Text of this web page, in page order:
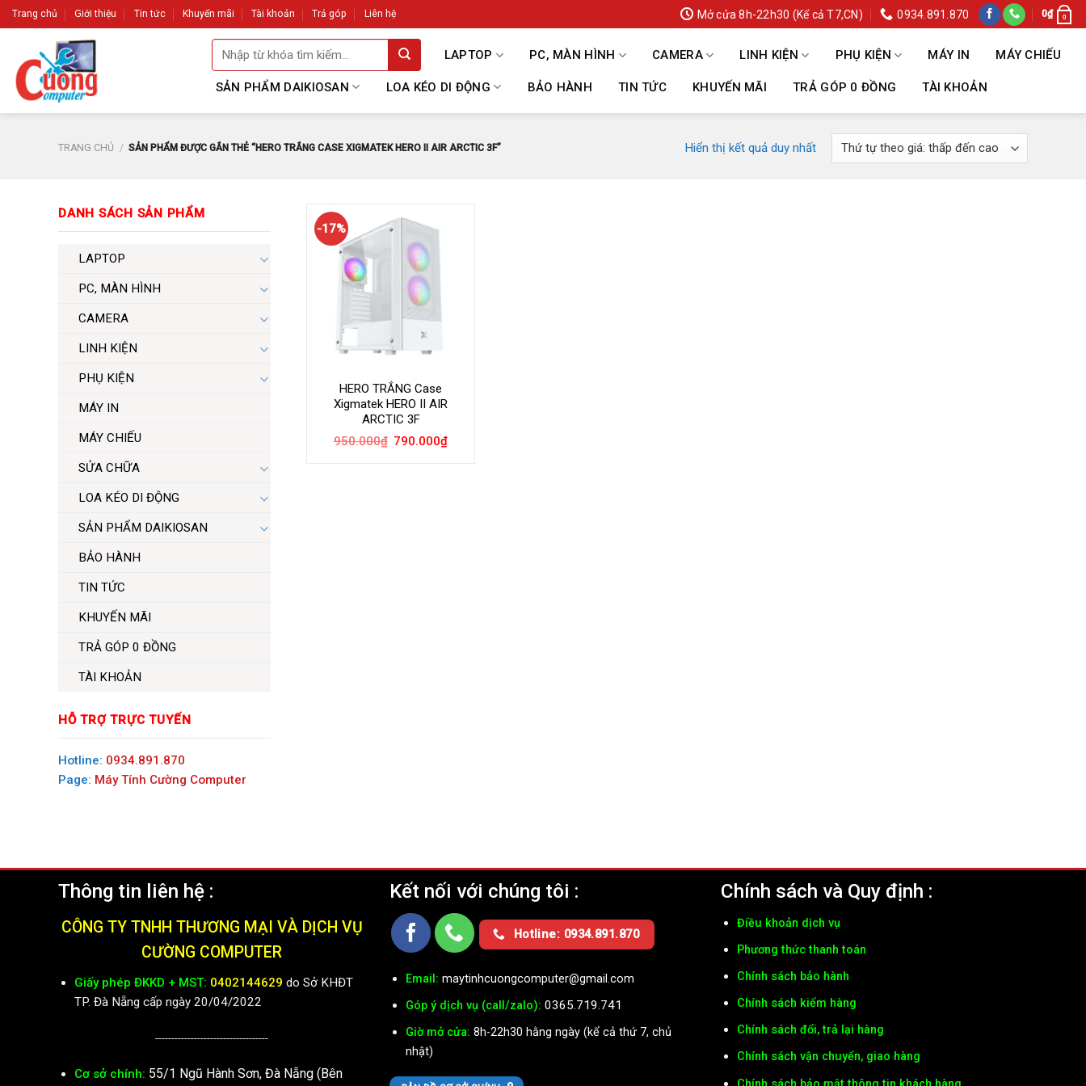
Skip
to
Trang chủ Giới thiệu Tin tức Khuyến mãi Tài khoản Trả góp Liên hệ Mở cửa 8h-22h30 (Kể cả T7,CN) 0934.891.870 0₫ 0
Tìm
kiếm:
LAPTOP PC, MÀN HÌNH CAMERA LINH KIỆN PHỤ KIỆN MÁY IN MÁY CHIẾU
SẢN PHẨM DAIKIOSAN LOA KÉO DI ĐỘNG BẢO HÀNH TIN TỨC KHUYẾN MÃI TRẢ GÓP 0 ĐỒNG TÀI KHOẢN
TRANG CHỦ / SẢN PHẨM ĐƯỢC GẮN THẺ “HERO TRẮNG CASE XIGMATEK HERO II AIR ARCTIC 3F” Hiển thị kết quả duy nhất
DANH SÁCH SẢN PHẨM
LAPTOP
PC, MÀN HÌNH
CAMERA
LINH KIỆN
PHỤ KIỆN
MÁY IN
MÁY CHIẾU
SỬA CHỮA
LOA KÉO DI ĐỘNG
SẢN PHẨM DAIKIOSAN
BẢO HÀNH
TIN TỨC
KHUYẾN MÃI
TRẢ GÓP 0 ĐỒNG
TÀI KHOẢN
HỖ TRỢ TRỰC TUYẾN
Hotline: 0934.891.870
Page: Máy Tính Cường Computer
-17%
HERO TRẮNG Case
Xigmatek HERO II AIR
ARCTIC 3F
950.000₫ Giá
790.000₫Giá
Thông tin liên hệ :
CÔNG TY TNHH THƯƠNG MẠI VÀ DỊCH VỤ
CƯỜNG COMPUTER
Giấy phép ĐKKD + MST: 0402144629 do Sở KHĐT
TP. Đà Nẵng cấp ngày 20/04/2022
-----------------------------------
Cơ sở chính: 55/1 Ngũ Hành Sơn, Đà Nẵng (Bên
Kết nối với chúng tôi :
Hotline: 0934.891.870
Email: maytinhcuongcomputer@gmail.com
Góp ý dịch vụ (call/zalo): 0365.719.741
Giờ mở cửa: 8h-22h30 hằng ngày (kể cả thứ 7, chủ
nhật)
Chính sách và Quy định :
Điều khoản dịch vụ
Phương thức thanh toán
Chính sách bảo hành
Chính sách kiểm hàng
Chính sách đổi, trả lại hàng
Chính sách vận chuyển, giao hàng